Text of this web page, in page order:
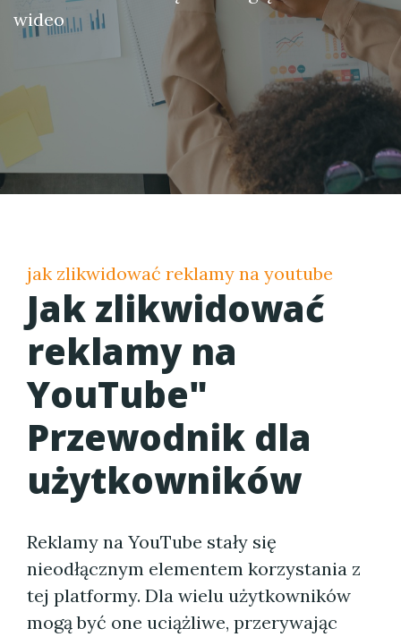
wideo
jak zlikwidować reklamy na youtube
Jak zlikwidować
reklamy na
YouTube"
Przewodnik dla
użytkowników
Reklamy na YouTube stały się
nieodłącznym elementem korzystania z
tej platformy. Dla wielu użytkowników
mogą być one uciążliwe, przerywając